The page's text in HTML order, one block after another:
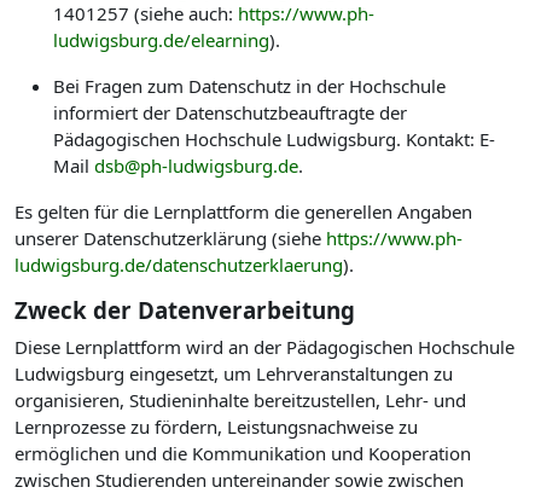
1401257 (siehe auch: https://www.ph-
ludwigsburg.de/elearning).
Bei Fragen zum Datenschutz in der Hochschule
informiert der Datenschutzbeauftragte der
Pädagogischen Hochschule Ludwigsburg. Kontakt: E-
Mail dsb@ph-ludwigsburg.de.
Es gelten für die Lernplattform die generellen Angaben
unserer Datenschutzerklärung (siehe https://www.ph-
ludwigsburg.de/datenschutzerklaerung).
Zweck der Datenverarbeitung
Diese Lernplattform wird an der Pädagogischen Hochschule
Ludwigsburg eingesetzt, um Lehrveranstaltungen zu
organisieren, Studieninhalte bereitzustellen, Lehr- und
Lernprozesse zu fördern, Leistungsnachweise zu
ermöglichen und die Kommunikation und Kooperation
zwischen Studierenden untereinander sowie zwischen